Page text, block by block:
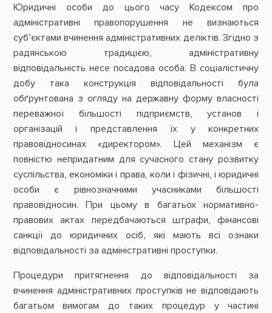
Юридичні особи до цього часу Кодексом про
адміністративні правопорушення не визнаються
суб’єктами вчинення адміністративних деліктів. Згідно з
радянською традицією, адміністративну
відповідальність несе посадова особа. В соціалістичну
добу така конструкція відповідальності була
обґрунтована з огляду на державну форму власності
переважної більшості підприємств, установ і
організацій і представлення їх у конкретних
правовідносинах «директором». Цей механізм є
повністю непридатним для сучасного стану розвитку
суспільства, економіки і права, коли і фізичні, і юридичні
особи є рівнозначними учасниками більшості
правовідносин. При цьому в багатьох нормативно-
правових актах передбачаються штрафи, фінансові
санкції до юридичних осіб, які мають всі ознаки
відповідальності за адміністративні проступки.
Процедури притягнення до відповідальності за
вчинення адміністративних проступків не відповідають
багатьом вимогам до таких процедур у частині